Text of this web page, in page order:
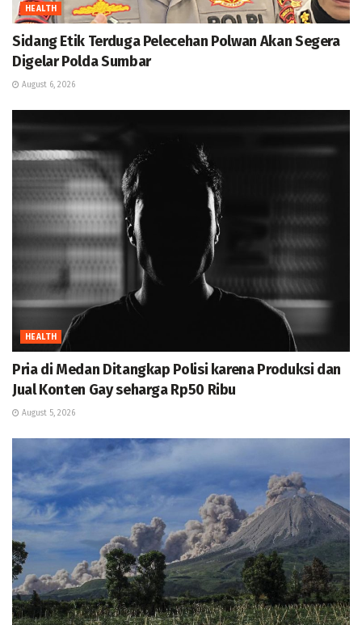
HEALTH
Sidang Etik Terduga Pelecehan Polwan Akan Segera
Digelar Polda Sumbar
August 6, 2026
HEALTH
Pria di Medan Ditangkap Polisi karena Produksi dan
Jual Konten Gay seharga Rp50 Ribu
August 5, 2026